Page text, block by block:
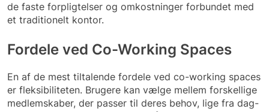
de faste forpligtelser og omkostninger forbundet med
et traditionelt kontor.
Fordele ved Co-Working Spaces
En af de mest tiltalende fordele ved co-working spaces
er fleksibiliteten. Brugere kan vælge mellem forskellige
medlemskaber, der passer til deres behov, lige fra dag-